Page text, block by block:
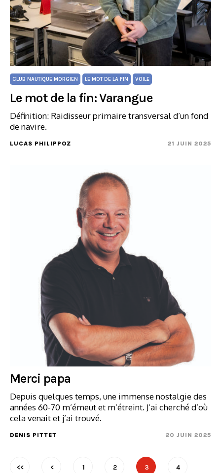
CLUB NAUTIQUE MORGIEN LE MOT DE LA FIN VOILE
Le mot de la fin: Varangue
Définition: Raidisseur primaire transversal d’un fond
de navire.
LUCAS PHILIPPOZ 21 JUIN 2025
Merci papa
Depuis quelques temps, une immense nostalgie des
années 60-70 m’émeut et m’étreint. J’ai cherché d’où
cela venait et j’ai trouvé.
DENIS PITTET 20 JUIN 2025
<< < 1 2 3 4